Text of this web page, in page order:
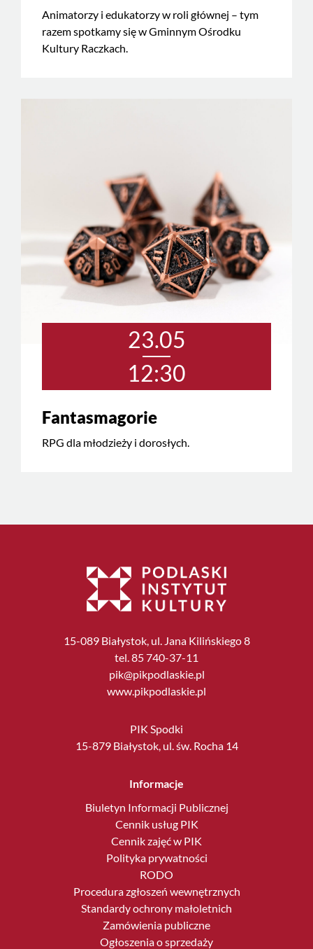
Animatorzy i edukatorzy w roli głównej – tym
razem spotkamy się w Gminnym Ośrodku
Kultury Raczkach.
23.05
12:30
Fantasmagorie
RPG dla młodzieży i dorosłych.
15-089 Białystok, ul. Jana Kilińskiego 8
tel. 85 740-37-11
pik@pikpodlaskie.pl
www.pikpodlaskie.pl
PIK Spodki
15-879 Białystok, ul. św. Rocha 14
Informacje
Biuletyn Informacji Publicznej
Cennik usług PIK
Cennik zajęć w PIK
Polityka prywatności
RODO
Procedura zgłoszeń wewnętrznych
Standardy ochrony małoletnich
Zamówienia publiczne
Ogłoszenia o sprzedaży